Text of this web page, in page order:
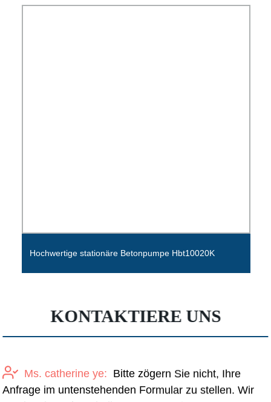
Hochwertige stationäre Betonpumpe Hbt10020K
KONTAKTIERE UNS
Ms. catherine ye: Bitte zögern Sie nicht, Ihre
Anfrage im untenstehenden Formular zu stellen. Wir